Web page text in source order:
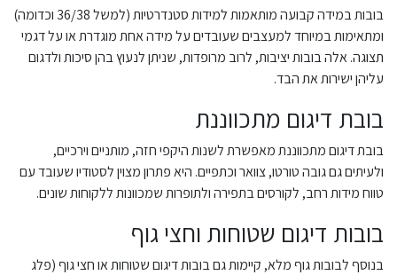
בובות במידה קבועה מותאמות למידות סטנדרטיות (למשל 36/38 וכדומה)
ומתאימות במיוחד למעצבים שעובדים על מידה אחת מוגדרת או על דגמי
תצוגה. אלה בובות יציבות, לרוב מרופדות, שניתן לנעוץ בהן סיכות ולדגום
עליהן ישירות את הבד.
בובת דיגום מתכווננת
בובת דיגום מתכווננת מאפשרת לשנות היקפי חזה, מותניים וירכיים,
ולעיתים גם גובה טורטו, צוואר וכתפיים. היא פתרון מצוין לסטודיו שעובד עם
טווח מידות רחב, לקורסים בתפירה ולתופרות שמכוונות ללקוחות שונים.
בובות דיגום שטוחות וחצי גוף
בנוסף לבובות גוף מלא, קיימות גם בובות דיגום שטוחות או חצי גוף (פלג